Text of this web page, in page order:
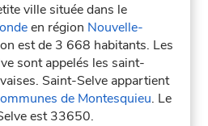
ville située dans le
en région Nouvelle-
est de 3 668 habitants. Les
sont appelés les saint-
Saint-Selve appartient
de Montesquieu. Le
est 33650.